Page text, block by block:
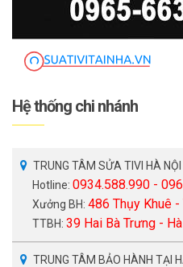
Hệ thống chi nhánh
TRUNG TÂM SỬA TIVI HÀ NỘI
Hotline: 0934.588.990 -
Xưởng BH: 486 Thụy Khuê -
TTBH: 39 Hai Bà Trưng -
TRUNG TÂM BẢO HÀNH TẠI